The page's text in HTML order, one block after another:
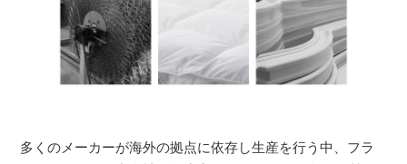
多くのメーカーが海外の拠点に依存し生産を行う中、フラ